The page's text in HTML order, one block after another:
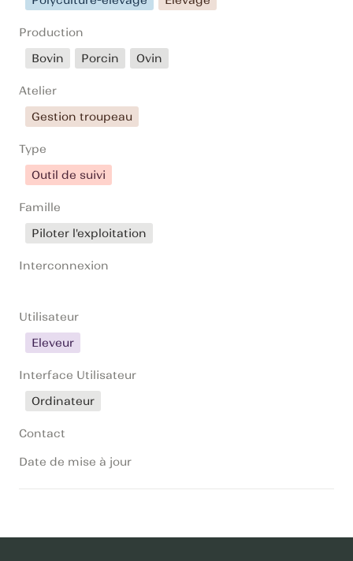
Production
Bovin
Porcin Ovin
Atelier
Gestion troupeau
Type
Outil de suivi
Famille
Piloter l'exploitation
Interconnexion
Utilisateur
Eleveur
Interface Utilisateur
Ordinateur
Contact
Date de mise à jour